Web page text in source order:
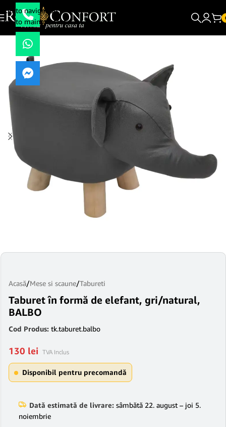
Skip to navigation
Skip to main content
Acasă/Mese si scaune/Tabureti
Taburet în formă de elefant, gri/natural,
BALBO
Cod Produs: tk.taburet.balbo
130 lei TVA Inclus
Disponibil pentru precomandă
Dată estimată de livrare: sâmbătă 22. august – joi 5.
noiembrie